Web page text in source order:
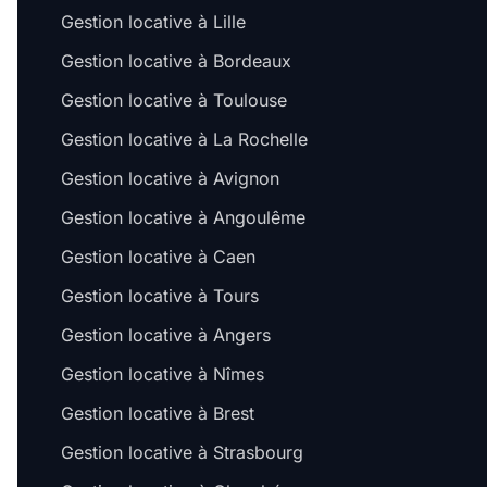
Gestion locative à Lille
Gestion locative à Bordeaux
Gestion locative à Toulouse
Gestion locative à La Rochelle
Gestion locative à Avignon
Gestion locative à Angoulême
Gestion locative à Caen
Gestion locative à Tours
Gestion locative à Angers
Gestion locative à Nîmes
Gestion locative à Brest
Gestion locative à Strasbourg